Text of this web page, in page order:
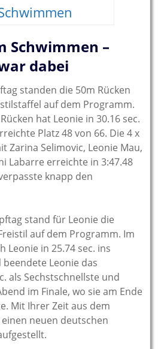
Schwimmen –
dabei
standen die 50m Rücken
auf dem Programm.
hat Leonie in 30.16 sec.
Platz 48 von 66. Die 4 x
Zarina Selimovic, Leonie Mau,
Labarre erreichte in 3:47.48
knapp den
stand für Leonie die
auf dem Programm. Im
Leonie in 25.74 sec. ins
Leonie das
als Sechstschnellste und
im Finale, wo sie am Ende
Mit Ihrer Zeit aus dem
neuen deutschen